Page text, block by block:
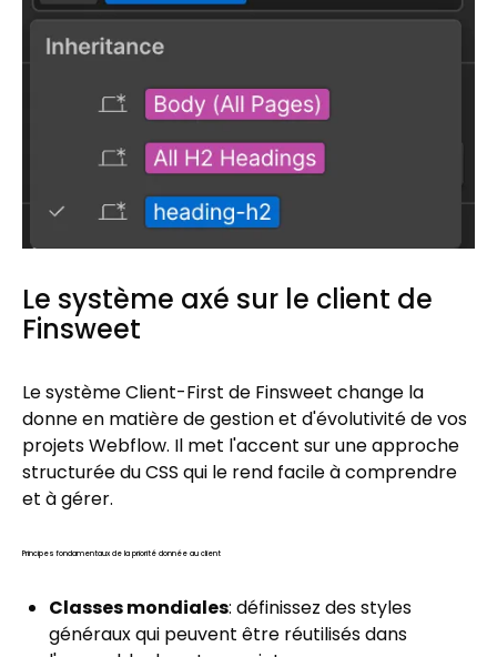
Le système axé sur le client de
Finsweet
Le système Client-First de Finsweet change la
donne en matière de gestion et d'évolutivité de vos
projets Webflow. Il met l'accent sur une approche
structurée du CSS qui le rend facile à comprendre
et à gérer.
Principes fondamentaux de la priorité donnée au client
Classes mondiales: définissez des styles
généraux qui peuvent être réutilisés dans